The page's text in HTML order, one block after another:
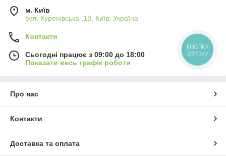
м. Київ
вул. Куренівська ,18, Київ, Україна
Контакти
Сьогодні працює з 09:00 до 18:00
Показати весь графік роботи
Про нас
Контакти
Доставка та оплата
КНОПКА
ЗВ'ЯЗКУ